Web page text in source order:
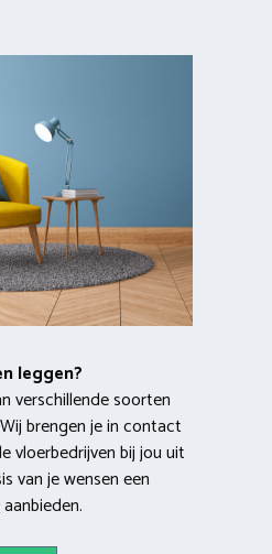
leggen?
verschillende soorten
brengen je in contact
vloerbedrijven bij jou uit
van je wensen een
aanbieden.